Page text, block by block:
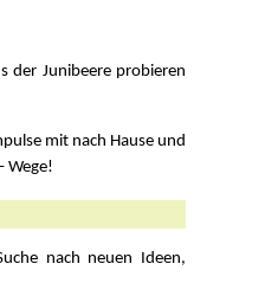
der Junibeere probieren
mit nach Hause und
Wege!
nach neuen Ideen,